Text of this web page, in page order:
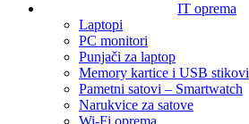
IT oprema
Laptopi
PC monitori
Punjači za laptop
Memory kartice i USB stikovi
Pametni satovi – Smartwatch
Narukvice za satove
Wi-Fi oprema